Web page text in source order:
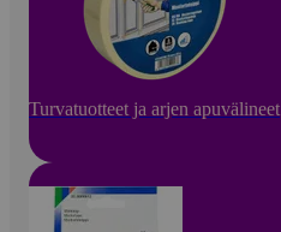
Turvatuotteet ja arjen apuvälineet